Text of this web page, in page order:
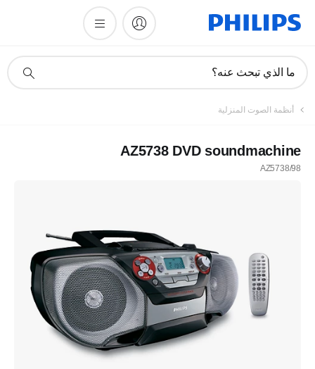
دعم
ما الذي تبحث عنه؟
أنظمة الصوت المنزلية
AZ5738 DVD soundmachine
AZ5738/98